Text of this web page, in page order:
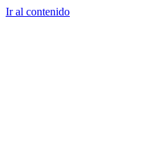
Ir al contenido